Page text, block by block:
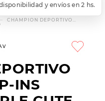
y envíos en 2 hs.
CHAMPION DEPORTIVO
INS
TÉRMINOS MÁS
.
3.
skechers slip-ins
.
championes